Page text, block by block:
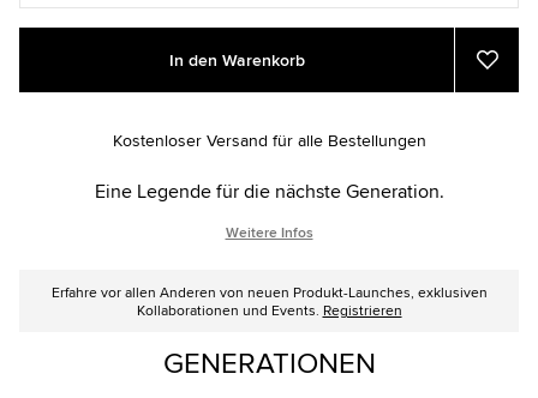
Add
cart
Product
In den Warenkorb
Zu
Kostenloser Versand für alle Bestellungen
Eine Legende für die nächste Generation.
Weitere Infos
Erfahre vor allen Anderen von neuen Produkt-Launches, exklusiven
Kollaborationen und Events. Registrieren
GENERATIONEN